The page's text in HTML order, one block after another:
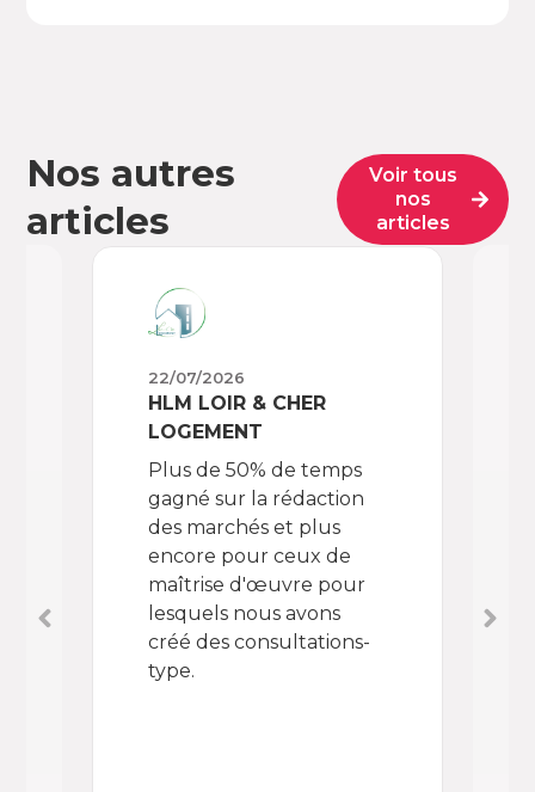
Nos autres
articles
Voir tous
nos
articles
22/07/2026
HLM LOIR & CHER
LOGEMENT
Plus de 50% de temps
gagné sur la rédaction
des marchés et plus
encore pour ceux de
maîtrise d'œuvre pour
lesquels nous avons
créé des consultations-
type.